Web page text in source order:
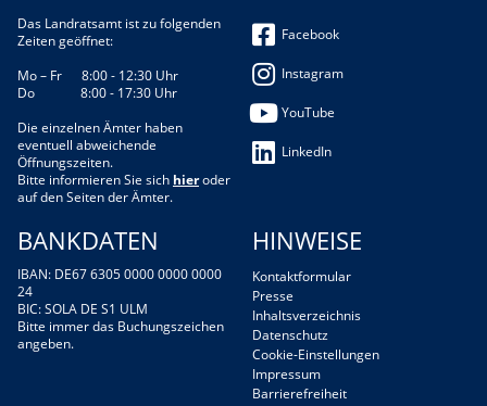
Das Landratsamt ist zu folgenden
Zeiten geöffnet:
Mo – Fr 8:00 - 12:30 Uhr
Do 8:00 - 17:30 Uhr
Die einzelnen Ämter haben
eventuell abweichende
Öffnungszeiten.
Bitte informieren Sie sich hieroder
auf den Seiten der Ämter.
Facebook
Instagram
YouTube
LinkedIn
BANKDATEN
IBAN: DE67 6305 0000 0000 0000
24
BIC: SOLA DE S1 ULM
Bitte immer das Buchungszeichen
angeben.
HINWEISE
Kontaktformular
Presse
Inhaltsverzeichnis
Datenschutz
Cookie-Einstellungen
Impressum
Barrierefreiheit